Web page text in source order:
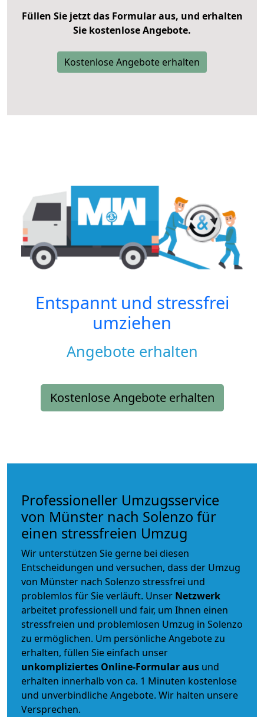
Füllen Sie jetzt das Formular aus, und erhalten
Sie kostenlose Angebote.
Kostenlose Angebote erhalten
Entspannt und stressfrei
umziehen
Angebote erhalten
Kostenlose Angebote erhalten
Professioneller Umzugsservice
von Münster nach Solenzo für
einen stressfreien Umzug
Wir unterstützen Sie gerne bei diesen
Entscheidungen und versuchen, dass der Umzug
von Münster nach Solenzo stressfrei und
problemlos für Sie verläuft. Unser Netzwerk
arbeitet professionell und fair, um Ihnen einen
stressfreien und problemlosen Umzug in Solenzo
zu ermöglichen. Um persönliche Angebote zu
erhalten, füllen Sie einfach unser
unkompliziertes Online-Formular aus und
erhalten innerhalb von ca. 1 Minuten kostenlose
und unverbindliche Angebote. Wir halten unsere
Versprechen.